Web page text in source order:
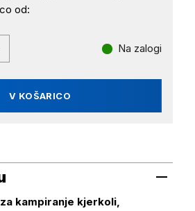
od:
V KOŠARICO
Na zalogi
kampiranje kjerkoli,